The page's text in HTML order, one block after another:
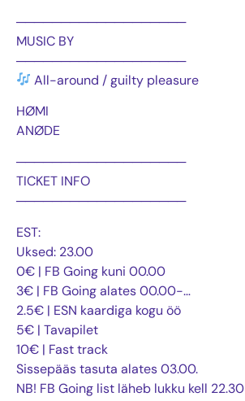
───────────────────
MUSIC BY
───────────────────
All-around / guilty pleasure
HØMI
ANØDE
───────────────────
TICKET INFO
───────────────────
EST:
Uksed: 23.00
0€ | FB Going kuni 00.00
3€ | FB Going alates 00.00-…
2.5€ | ESN kaardiga kogu öö
5€ | Tavapilet
10€ | Fast track
Sissepääs tasuta alates 03.00.
NB! FB Going list läheb lukku kell 22.30